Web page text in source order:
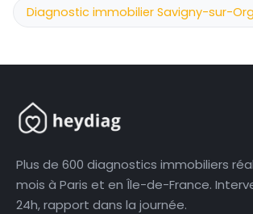
Diagnostic immobilier Savigny-sur-
Plus de 600 diagnostics immobiliers
mois à Paris et en Île-de-France.
24h, rapport dans la journée.